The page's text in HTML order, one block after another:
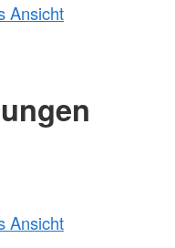
Ansicht
Ansicht